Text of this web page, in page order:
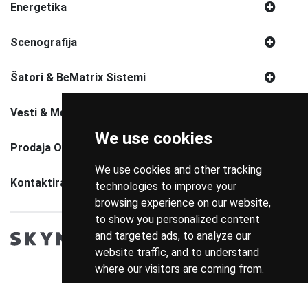
We use cookies
We use cookies and other tracking
technologies to improve your
browsing experience on our website,
to show you personalized content
and targeted ads, to analyze our
website traffic, and to understand
where our visitors are coming from.
Energetika
Scenografija
Šatori & BeMatrix Sistemi
Vesti & Media
Prodaja Opreme
Kontaktirajte Nas